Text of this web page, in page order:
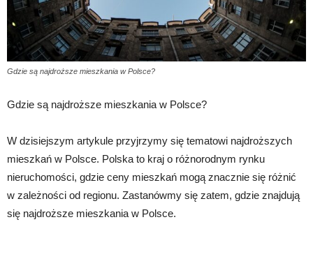
Gdzie są najdroższe mieszkania w Polsce?
Gdzie są najdroższe mieszkania w Polsce?
W dzisiejszym artykule przyjrzymy się tematowi najdroższych
mieszkań w Polsce. Polska to kraj o różnorodnym rynku
nieruchomości, gdzie ceny mieszkań mogą znacznie się różnić
w zależności od regionu. Zastanówmy się zatem, gdzie znajdują
się najdroższe mieszkania w Polsce.